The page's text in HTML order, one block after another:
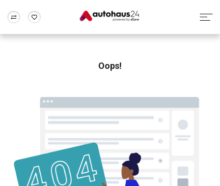
Rund um die Inzahlungnahme
Oops!